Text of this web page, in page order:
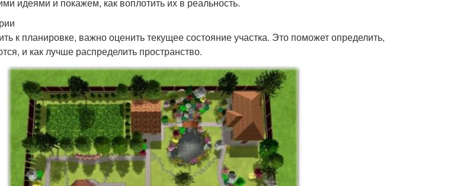
к планировке, важно оценить текущее состояние участка. Это поможет определить,
и как лучше распределить пространство.